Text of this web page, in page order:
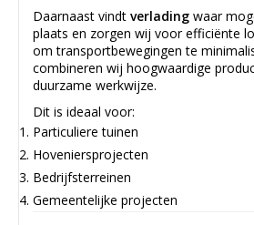
Daarnaast vindt verlading waar
plaats en zorgen wij voor efficiënte
om transportbewegingen te
combineren wij hoogwaardige
duurzame werkwijze.
Dit is ideaal voor:
Particuliere tuinen
Hoveniersprojecten
Bedrijfsterreinen
Gemeentelijke projecten